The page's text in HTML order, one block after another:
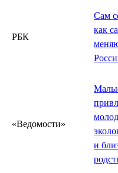
РБК
Сам
как
«Ведомости»
и